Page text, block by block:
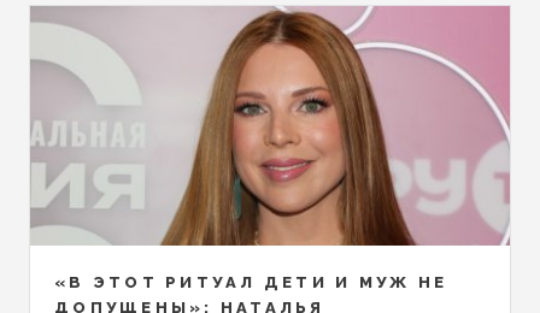
«В ЭТОТ РИТУАЛ ДЕТИ И МУЖ НЕ
ДОПУЩЕНЫ»: НАТАЛЬЯ